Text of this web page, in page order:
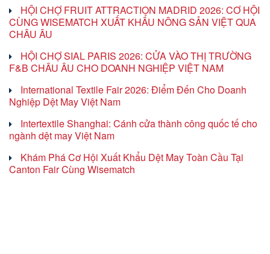
HỘI CHỢ FRUIT ATTRACTION MADRID 2026: CƠ HỘI
CÙNG WISEMATCH XUẤT KHẨU NÔNG SẢN VIỆT QUA
CHÂU ÂU
HỘI CHỢ SIAL PARIS 2026: CỬA VÀO THỊ TRƯỜNG
F&B CHÂU ÂU CHO DOANH NGHIỆP VIỆT NAM
International Textile Fair 2026: Điểm Đến Cho Doanh
Nghiệp Dệt May Việt Nam
Intertextile Shanghai: Cánh cửa thành công quốc tế cho
ngành dệt may Việt Nam
Khám Phá Cơ Hội Xuất Khẩu Dệt May Toàn Cầu Tại
Canton Fair Cùng Wisematch